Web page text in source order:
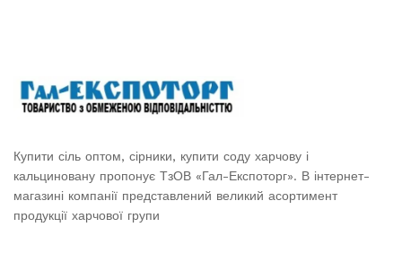
Купити сіль оптом, сірники, купити соду харчову і
кальциновану пропонує ТзОВ «Гал-Експоторг». В інтернет-
магазині компанії представлений великий асортимент
продукції харчової групи